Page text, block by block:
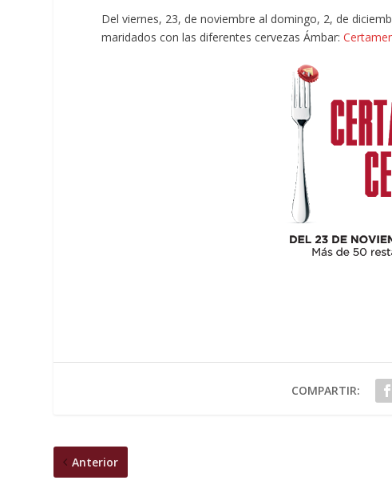
Del viernes, 23, de noviembre al domingo, 2, de
maridados con las diferentes cervezas Ámbar:
COMPARTIR:
Anterior